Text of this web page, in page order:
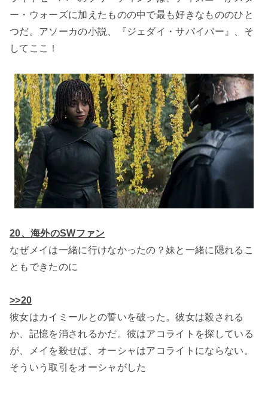
ー・ウォーズに加えたものの中で最も好きなもののひと
つだ。アソーカの小説、『ジェダイ・サバイバー』、そ
してここ！
20、海外のSWファン
なぜメイは一緒に行けなかったの？妹と一緒に隠れるこ
ともできたのに
>>20
彼女はカイミールとの誓いを破った。彼女は殺される
か、記憶を消されるかだ。彼はアコライトを探している
が、メイを殺せば、オーシャはアコライトにならない。
そういう取引をオーシャがした